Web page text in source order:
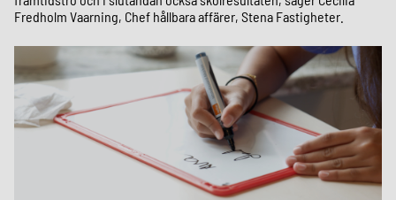
Fredholm Vaarning, Chef hållbara affärer, Stena Fastigheter.